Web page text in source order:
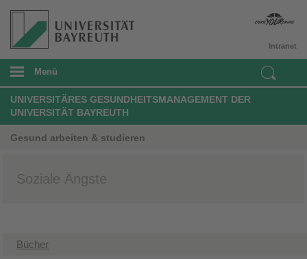
Intranet
Menü
UNIVERSITÄRES GESUNDHEITSMANAGEMENT DER
UNIVERSITÄT BAYREUTH
Gesund arbeiten & studieren
Soziale Ängste
Bücher